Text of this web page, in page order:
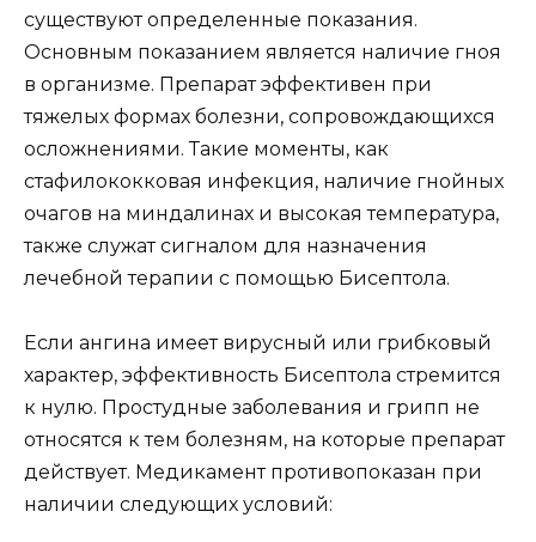
существуют определенные показания.
Основным показанием является наличие гноя
в организме. Препарат эффективен при
тяжелых формах болезни, сопровождающихся
осложнениями. Такие моменты, как
стафилококковая инфекция, наличие гнойных
очагов на миндалинах и высокая температура,
также служат сигналом для назначения
лечебной терапии с помощью Бисептола.
Если ангина имеет вирусный или грибковый
характер, эффективность Бисептола стремится
к нулю. Простудные заболевания и грипп не
относятся к тем болезням, на которые препарат
действует. Медикамент противопоказан при
наличии следующих условий: